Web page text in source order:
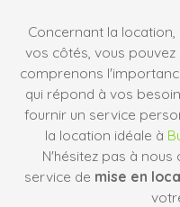
Concernant la
vos côtés, vous pouvez
comprenons
qui répond à vos
fournir un service
la location idéale à
N'hésitez pas à
service de mise en